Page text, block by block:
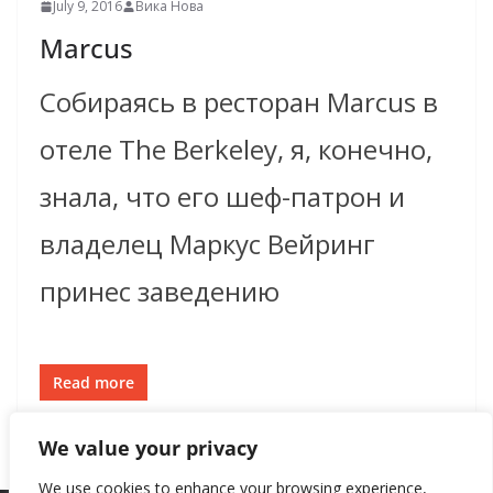
We value your privacy
We use cookies to enhance your browsing experience,
July 9, 2016 Вика Нова
Marcus
Собираясь в ресторан Marcus в
отеле The Berkeley, я, конечно,
знала, что его шеф-патрон и
владелец Маркус Вейринг
принес заведению
Read more